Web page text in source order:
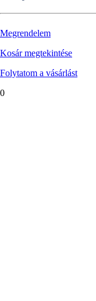
Megrendelem
Kosár megtekintése
Folytatom a vásárlást
0